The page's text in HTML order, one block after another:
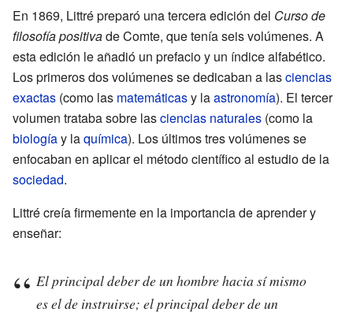
En 1869, Littré preparó una tercera edición del Curso de
filosofía positivade Comte, que tenía seis volúmenes. A
esta edición le añadió un prefacio y un índice alfabético.
Los primeros dos volúmenes se dedicaban a lasciencias
exactas (como las matemáticasy laastronomía). El tercer
volumen trataba sobre lasciencias naturales (como la
biologíay laquímica). Los últimos tres volúmenes se
enfocaban en aplicar el método científico al estudio de la
sociedad.
Littré creía firmemente en la importancia de aprender y
enseñar:
El principal deber de un hombre hacia sí mismo
es el de instruirse; el principal deber de un